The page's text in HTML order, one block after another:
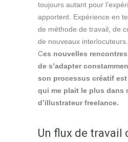
toujours autant pour
apportent. Expérience en
de méthode de travail, de
de nouveaux interlocuteurs.
Ces nouvelles
de s’adapter
son processus créatif
qui me plait le plus dans
d’illustrateur freelance.
Un flux de travail